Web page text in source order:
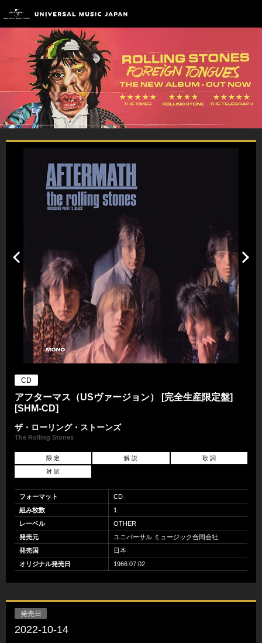
CD
アフターマス（USヴァージョン） [完全生産限定盤]
[SHM-CD]
ザ・ローリング・ストーンズ
The Rolling Stones
限 定 解 説 歌 詞
対 訳
フォーマット
CD
組み枚数
1
レーベル
OTHER
発売元
ユニバーサル ミュージック合同会社
発売国
日本
オリジナル発売日
1966.07.02
発売日
2022-10-14